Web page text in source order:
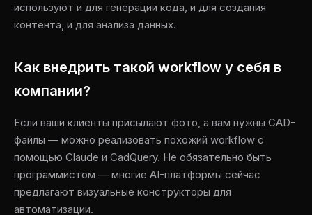
используют и для генерации кода, и для создания
контента, и для анализа данных.
Как внедрить такой workflow у себя в
компании?
Если ваши клиенты присылают фото, а вам нужны CAD-
файлы — можно реализовать похожий workflow с
помощью Claude и CadQuery. Не обязательно быть
программистом — многие AI-платформы сейчас
предлагают визуальные конструкторы для
автоматизации.